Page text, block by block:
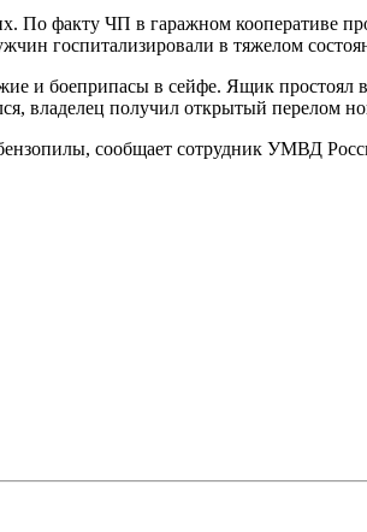
По факту ЧП в гаражном кооперативе
госпитализировали в тяжелом
и боеприпасы в сейфе. Ящик
владелец получил открытый перелом
сообщает сотрудник УМВД